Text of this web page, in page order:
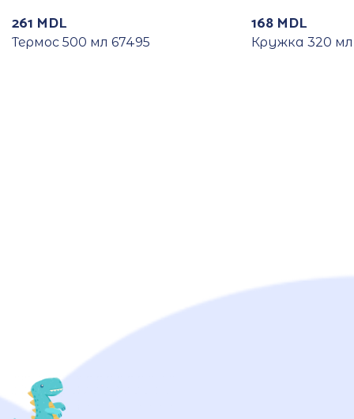
261 MDL
Термос 500 мл 67495
168 MDL
Кружка 320 мл